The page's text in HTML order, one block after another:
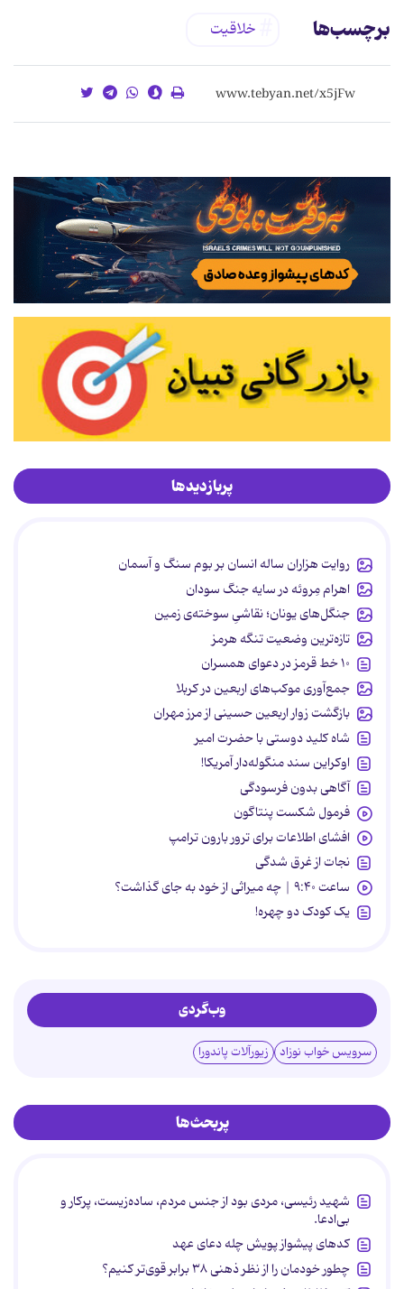
برچسب‌ها خلاقیت
پربازدیدها
روایت هزاران ساله انسان بر بوم سنگ و آسمان
اهرام مِروئه در سایه جنگ سودان
جنگل‌های یونان؛ نقاشیِ سوخته‌ی زمین
تازه‌ترین وضعیت تنگه هرمز
۱۰ خط قرمز در دعوای همسران
جمع‌آوری موکب‌های اربعین در کربلا
بازگشت زوار اربعین حسینی از مرز مهران
شاه کلید دوستی با حضرت امیر
اوکراین سند منگوله‌دار آمریکا!
آگاهی بدون فرسودگی
فرمول شکست پنتاگون
افشای اطلاعات برای ترور بارون ترامپ
نجات از غرق شدگی
ساعت ۹:۴۰ | چه میراثی از خود به جای گذاشت؟
یک کودک دو چهره!
وب‌گردی
سرویس خواب نوزاد زیورآلات پاندورا
پربحث‌ها
شهید رئیسی، مردی بود از جنس مردم، ساده‌زیست، پرکار و
بی‌ادعا.
کدهای پیشواز پویش چله دعای عهد
چطور خودمان را از نظر ذهنی ۳۸ برابر قوی‌تر کنیم؟